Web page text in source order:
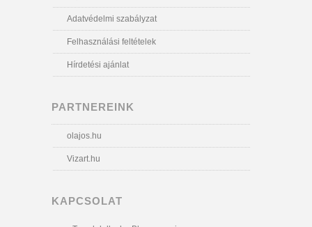
Adatvédelmi szabályzat
Felhasználási feltételek
Hírdetési ajánlat
PARTNEREINK
olajos.hu
Vizart.hu
KAPCSOLAT